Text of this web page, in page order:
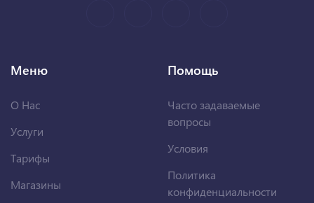
Меню
О Нас
Услуги
Тарифы
Магазины
Помощь
Часто задаваемые
вопросы
Условия
Политика
конфиденциальности